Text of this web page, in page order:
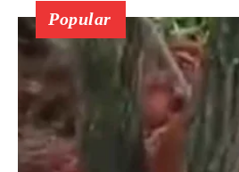
Popular